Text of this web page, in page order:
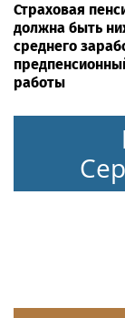
Страховая
должна быть
среднего
работы